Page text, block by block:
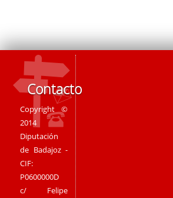
Contacto
Copyright ©
2014
Diputación
de Badajoz -
CIF:
P0600000D
c/ Felipe